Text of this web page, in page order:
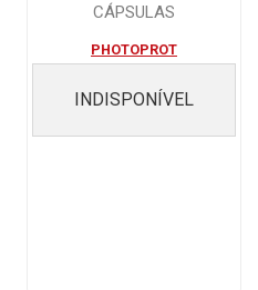
CÁPSULAS
PHOTOPROT
INDISPONÍVEL